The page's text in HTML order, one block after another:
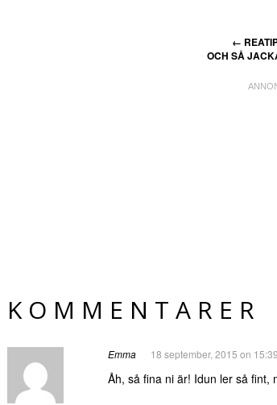
←
OCH SÅ
KOMMENTARER
Emma 18 september, 2015 on 15:39
Åh, så fina ni är! Idun ler så fint,